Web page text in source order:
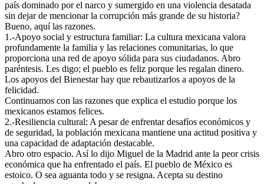
país dominado por el narco y sumergido en una violencia desatada
sin dejar de mencionar la corrupción más grande de su historia?
Bueno, aquí las razones.
1.-Apoyo social y estructura familiar: La cultura mexicana valora
profundamente la familia y las relaciones comunitarias, lo que
proporciona una red de apoyo sólida para sus ciudadanos. Abro
paréntesis. Les digo; el pueblo es feliz porque les regalan dinero.
Los apoyos del Bienestar hay que rebautizarlos a apoyos de la
felicidad.
Continuamos con las razones que explica el estudio porque los
mexicanos estamos felices.
2.-Resiliencia cultural: A pesar de enfrentar desafíos económicos y
de seguridad, la población mexicana mantiene una actitud positiva y
una capacidad de adaptación destacable.
Abro otro espacio. Así lo dijo Miguel de la Madrid ante la peor crisis
económica que ha enfrentado el país. El pueblo de México es
estoico. O sea aguanta todo y se resigna. Acepta su destino